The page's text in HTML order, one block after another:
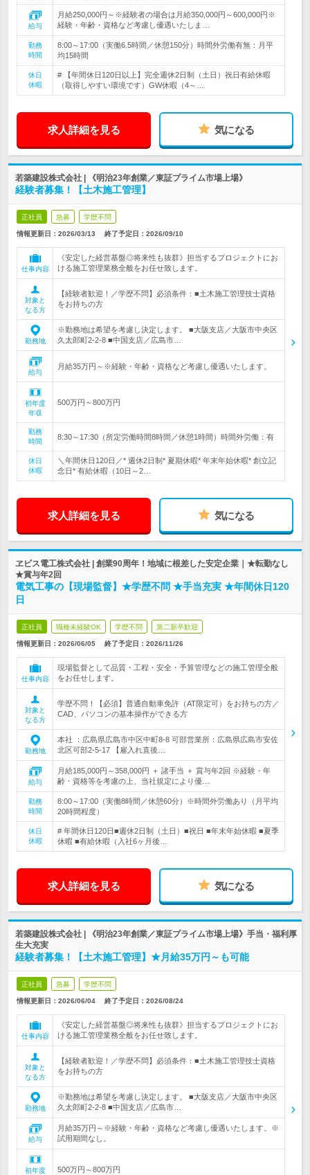
給与
月給250,000円～※経験者の場合は月給350,000円～600,000円※
経験・年齢・資格など考慮し優遇いたしま…
勤務
時間
8:00～17:00（実働6.5時間／休憩150分）時間外労働有無：月平
均15時間
休日
休暇
# 【年間休日120日以上】完全週休2日制（土日）祝日有給休暇
（取得しやすい環境です）GW休暇（4～…
求人詳細を見る 気になる
若築建設株式会社 | 《明治23年創業／東証プライム市場上場》
経験者募集！【土木施工管理】
正社員 急募 学歴不問
情報更新日：2026/03/13 終了予定日： 2026/09/10
仕事内容
《安定した経営基盤◎将来性も抜群》担当するプロジェクトにお
ける施工管理業務全般をお任せ致します。
対象と
なる方
【経験者歓迎！／学歴不問】必須条件：■土木施工管理技士資格
をお持ちの方
勤務地
※勤務地は希望を考慮し決定します。 ■大阪支店／大阪市中央区
久太郎町2-2-8 ■中国支店／広島市…
給与
月給35万円～※経験・年齢・資格など考慮し優遇いたします。
初年度
年収
500万円～800万円
勤務
時間
8:30～17:30（所定労働時間8時間／休憩1時間）時間外労働：有
休日
休暇
＼年間休日120日／* 週休2日制* 夏期休暇* 年末年始休暇* 創立記
念日* 有給休暇（10日～2…
求人詳細を見る 気になる
ヱビス電工株式会社 | 創業90周年！地域に根差した安定企業｜★転勤なし
★賞与年2回
電気工事の【現場監督】★学歴不問 ★手当充実 ★年間休日120
日
正社員 職種未経験OK 学歴不問 第二新卒歓迎
情報更新日：2026/06/05 終了予定日： 2026/11/26
仕事内容
現場監督として品質・工程・安全・予算管理などの施工管理全般
をお任せします。
対象と
なる方
学歴不問！【必須】普通自動車免許（AT限定可）をお持ちの方／
CAD、パソコンの基本操作ができる方
勤務地
本社 ：広島県広島市中区中町8-8 可部営業所：広島県広島市安佐
北区可部2‐5‐17 【雇入れ直後…
給与
月給185,000円～358,000円 ＋ 諸手当 ＋ 賞与年2回 ※経験・年
齢・資格等を考慮の上、当社規定により優…
勤務
時間
8:00～17:00（実働8時間／休憩60分）※時間外労働あり（月平均
20時間程度）
休日
休暇
# 年間休日120日■週休2日制（土日）■祝日 ■年末年始休暇 ■夏季
休暇 ■有給休暇（入社6ヶ月後…
求人詳細を見る 気になる
若築建設株式会社 | 《明治23年創業／東証プライム市場上場》手当・福利厚
生大充実
経験者募集！【土木施工管理】★月給35万円～も可能
正社員 急募 学歴不問
情報更新日：2026/06/04 終了予定日： 2026/08/24
仕事内容
《安定した経営基盤◎将来性も抜群》担当するプロジェクトにお
ける施工管理業務全般をお任せ致します。
対象と
なる方
【経験者歓迎！／学歴不問】必須条件：■土木施工管理技士資格
をお持ちの方
勤務地
※勤務地は希望を考慮し決定します。 ■大阪支店／大阪市中央区
久太郎町2-2-8 ■中国支店／広島市…
給与
月給35万円～※経験・年齢・資格など考慮し優遇いたします。※
試用期間なし。
初年度 500万円～800万円